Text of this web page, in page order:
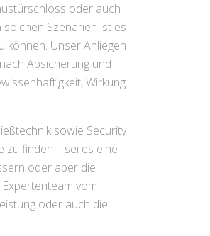
oder auch
Szenarien ist es
können. Unser Anliegen
Absicherung und
Wirkung
sowie Security
zu finden – sei es eine
oder aber die
vom
oder auch die